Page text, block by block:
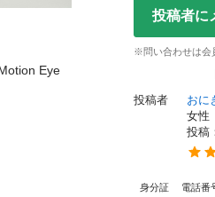
Eye
投稿者に
※問い合わせは会
投稿者
おに
女性
投稿
身分証 電話番